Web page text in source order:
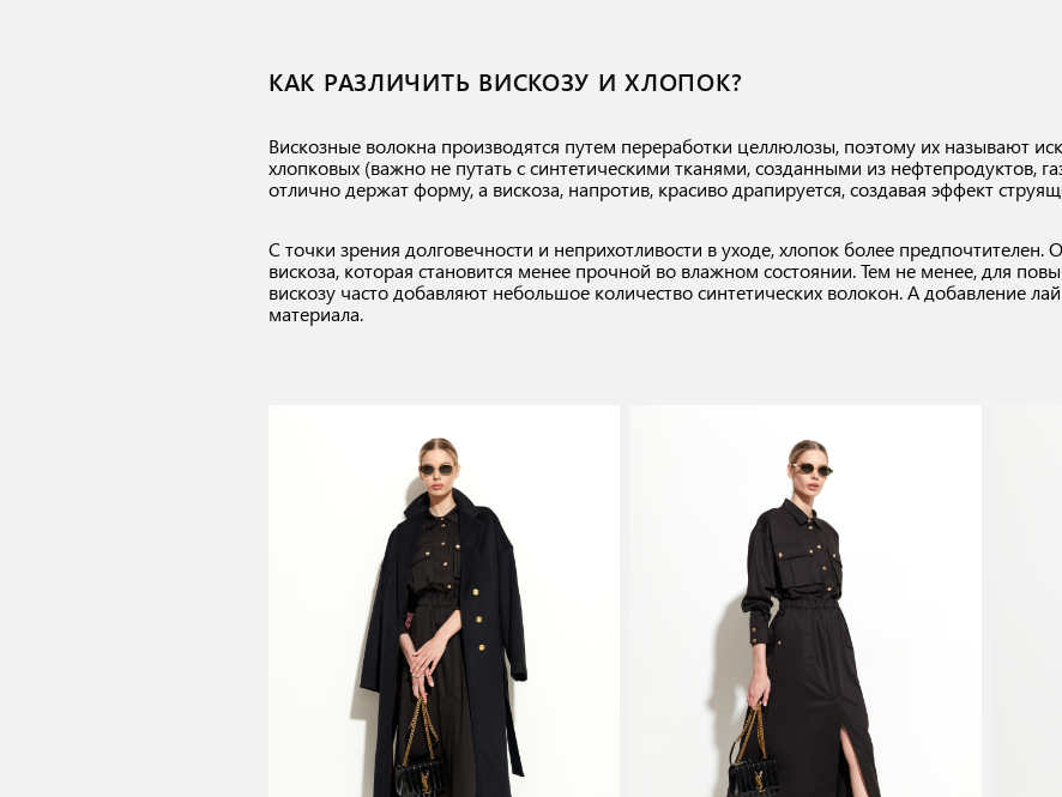
КАК РАЗЛИЧИТЬ ВИСКОЗУ И ХЛОПОК?
Вискозные волокна производятся путем переработки целлюлозы, поэтому их называют
хлопковых (важно не путать с синтетическими тканями, созданными из нефтепродуктов,
отлично держат форму, а вискоза, напротив, красиво драпируется, создавая эффект
С точки зрения долговечности и неприхотливости в уходе, хлопок более предпочтителен.
вискоза, которая становится менее прочной во влажном состоянии. Тем не менее, для
вискозу часто добавляют небольшое количество синтетических волокон. А добавление
материала.